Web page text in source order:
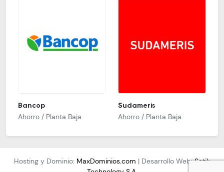
Bancop
Ahorro / Planta Baja
Sudameris
Ahorro / Planta Baja
Hosting y Dominio: MaxDominios.com | Desarrollo Web:Setik